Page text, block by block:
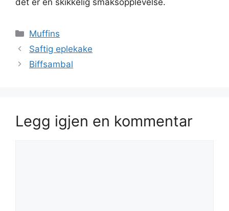
det er en skikkelig smaksopplevelse.
Kategorier
Muffins
Saftig eplekake
Biffsambal
Legg igjen en kommentar